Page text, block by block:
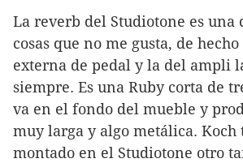
La reverb del Studiotone es una
cosas que no me gusta, de
externa de pedal y la del ampli
siempre. Es una Ruby corta de
va en el fondo del mueble y
muy larga y algo metálica. Koch
montado en el Studiotone otro